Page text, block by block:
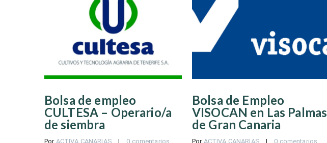
Bolsa de empleo
CULTESA – Operario/a
de siembra
Por ACTIVA CANARIAS
    |
0 comentarios
Bolsa de Empleo
VISOCAN en Las Palmas
de Gran Canaria
Por ACTIVA CANARIAS
    |
0 comentarios